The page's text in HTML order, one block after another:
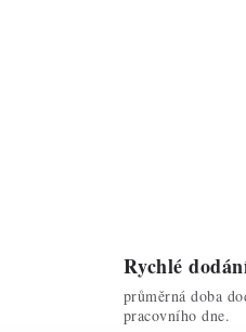
Rychlé
průměrná doba
pracovního dne.